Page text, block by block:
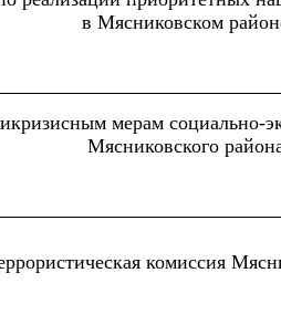
в Мясниковском
мерам социально-
Мясниковского
комиссия